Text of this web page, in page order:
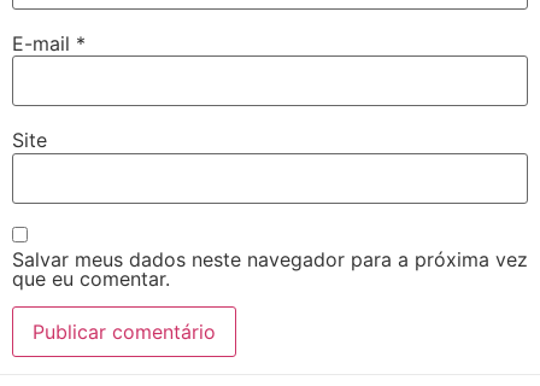
E-mail *
Site
Salvar meus dados neste navegador para a próxima vez
que eu comentar.